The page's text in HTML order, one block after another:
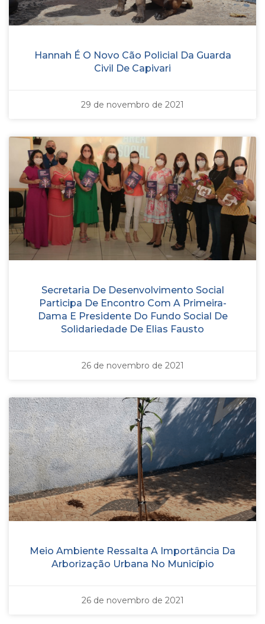
Hannah É O Novo Cão Policial Da Guarda
Civil De Capivari
29 de novembro de 2021
Secretaria De Desenvolvimento Social
Participa De Encontro Com A Primeira-
Dama E Presidente Do Fundo Social De
Solidariedade De Elias Fausto
26 de novembro de 2021
Meio Ambiente Ressalta A Importância Da
Arborização Urbana No Município
26 de novembro de 2021